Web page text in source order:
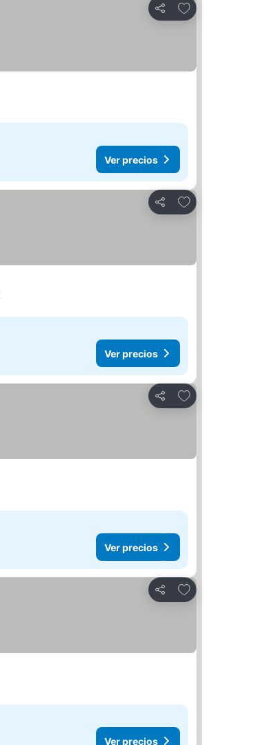
Compartir
Agregar a favoritos
Ver precios
Compartir
Agregar a favoritos
Ver precios
Compartir
Agregar a favoritos
Ver precios
Compartir
Agregar a favoritos
Ver precios